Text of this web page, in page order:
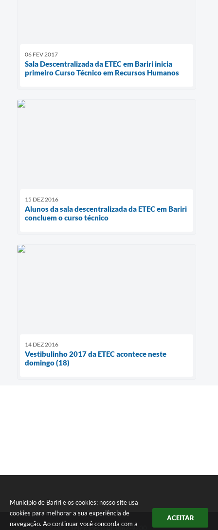
Município de Bariri e os cookies: nosso site usa
cookies para melhorar a sua experiência de
navegação. Ao continuar você concorda com a
ACEITAR
06 FEV 2017
Sala Descentralizada da ETEC em Bariri inicia
primeiro Curso Técnico em Recursos Humanos
15 DEZ 2016
Alunos da sala descentralizada da ETEC em Bariri
concluem o curso técnico
14 DEZ 2016
Vestibulinho 2017 da ETEC acontece neste
domingo (18)
Telefone: (14) 3662-9200